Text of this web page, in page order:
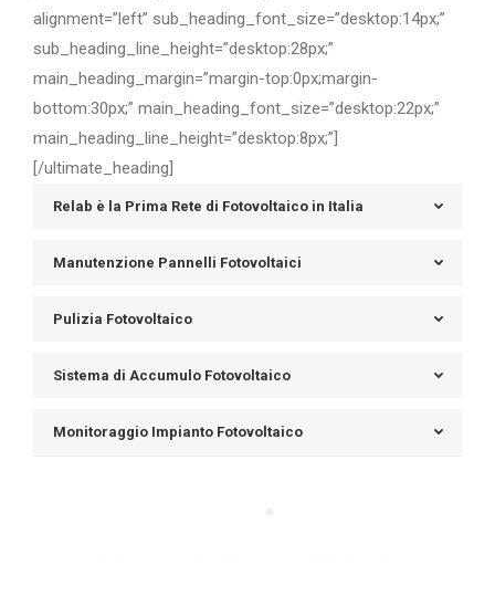
alignment=”left” sub_heading_font_size=”desktop:14px;”
sub_heading_line_height=”desktop:28px;”
main_heading_margin=”margin-top:0px;margin-
bottom:30px;” main_heading_font_size=”desktop:22px;”
main_heading_line_height=”desktop:8px;”]
[/ultimate_heading]
Relab è la Prima Rete di Fotovoltaico in Italia
Manutenzione Pannelli Fotovoltaici
Pulizia Fotovoltaico
Sistema di Accumulo Fotovoltaico
Monitoraggio Impianto Fotovoltaico